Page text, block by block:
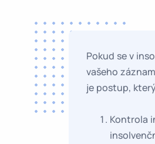
Pokud se v
vašeho
je postup,
Kontrola